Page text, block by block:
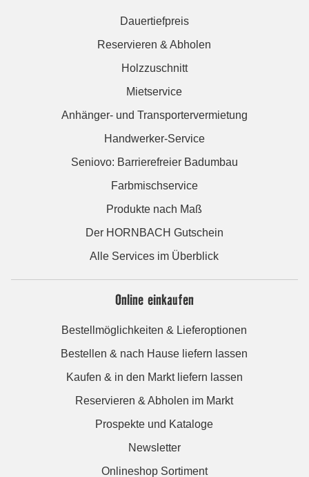
Dauertiefpreis
Reservieren & Abholen
Holzzuschnitt
Mietservice
Anhänger- und Transportervermietung
Handwerker-Service
Seniovo: Barrierefreier Badumbau
Farbmischservice
Produkte nach Maß
Der HORNBACH Gutschein
Alle Services im Überblick
Online einkaufen
Bestellmöglichkeiten & Lieferoptionen
Bestellen & nach Hause liefern lassen
Kaufen & in den Markt liefern lassen
Reservieren & Abholen im Markt
Prospekte und Kataloge
Newsletter
Onlineshop Sortiment